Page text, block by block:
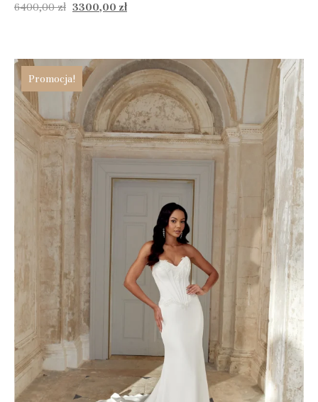
6400,00zł 3300,00 zł
Promocja!